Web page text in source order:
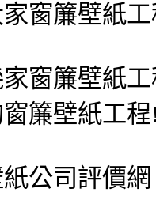
窗簾壁紙
窗簾壁紙
簾壁紙工
公司評價網